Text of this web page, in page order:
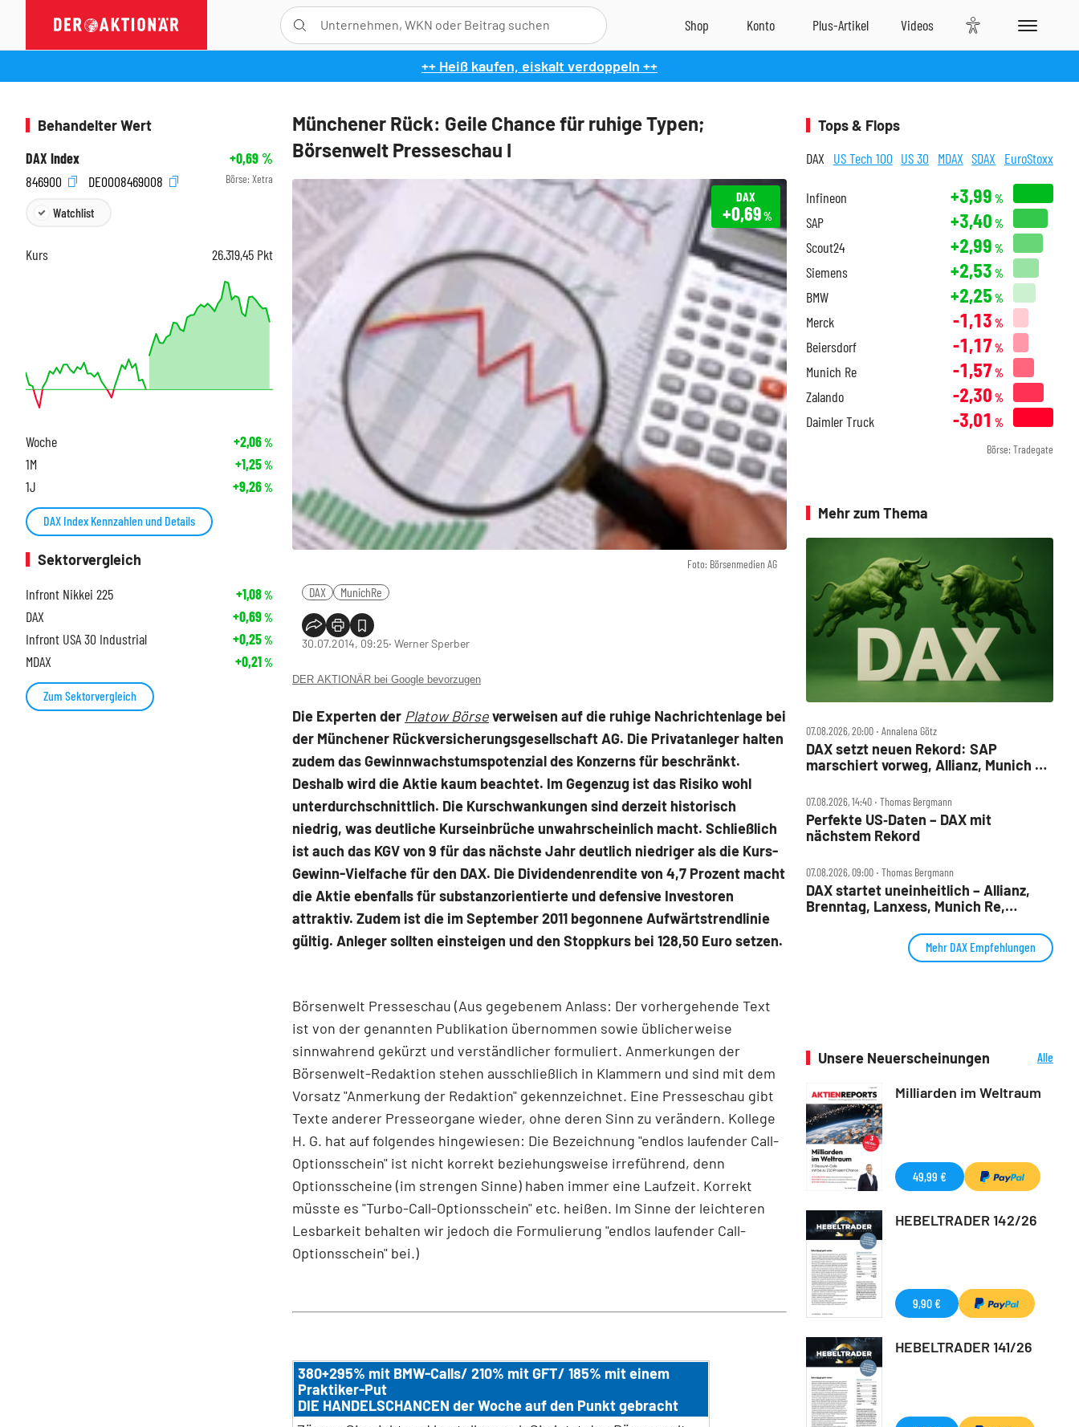
++ Heiß kaufen, eiskalt verdoppeln ++
Münchener Rück: Geile Chance für ruhige Typen;
Börsenwelt Presseschau I
Foto: Börsenmedien AG
DAX
+0,69%
DAX MunichRe
30.07.2014, 09:25‧ Werner Sperber
DER AKTIONÄR bei Google bevorzugen
Die Experten der Platow Börseverweisen auf die ruhige Nachrichtenlage bei
der Münchener Rückversicherungsgesellschaft AG. Die Privatanleger halten
zudem das Gewinnwachstumspotenzial des Konzerns für beschränkt.
Deshalb wird die Aktie kaum beachtet. Im Gegenzug ist das Risiko wohl
unterdurchschnittlich. Die Kurschwankungen sind derzeit historisch
niedrig, was deutliche Kurseinbrüche unwahrscheinlich macht. Schließlich
ist auch das KGV von 9 für das nächste Jahr deutlich niedriger als die Kurs-
Gewinn-Vielfache für den DAX. Die Dividendenrendite von 4,7 Prozent macht
die Aktie ebenfalls für substanzorientierte und defensive Investoren
attraktiv. Zudem ist die im September 2011 begonnene Aufwärtstrendlinie
gültig. Anleger sollten einsteigen und den Stoppkurs bei 128,50 Euro setzen.
Börsenwelt Presseschau (Aus gegebenem Anlass: Der vorhergehende Text
ist von der genannten Publikation übernommen sowie üblicherweise
sinnwahrend gekürzt und verständlicher formuliert. Anmerkungen der
Börsenwelt-Redaktion stehen ausschließlich in Klammern und sind mit dem
Vorsatz "Anmerkung der Redaktion" gekennzeichnet. Eine Presseschau gibt
Texte anderer Presseorgane wieder, ohne deren Sinn zu verändern. Kollege
H. G. hat auf folgendes hingewiesen: Die Bezeichnung "endlos laufender Call-
Optionsschein" ist nicht korrekt beziehungsweise irreführend, denn
Optionsscheine (im strengen Sinne) haben immer eine Laufzeit. Korrekt
müsste es "Turbo-Call-Optionsschein" etc. heißen. Im Sinne der leichteren
Lesbarkeit behalten wir jedoch die Formulierung "endlos laufender Call-
Optionsschein" bei.)
380+295% mit BMW-Calls/ 210% mit GFT/ 185% mit einem
Praktiker-Put
DIE HANDELSCHANCEN der Woche auf den Punkt gebracht
Behandelter Wert
DAX Index
+0,69%
846900
DE0008469008 Börse: Xetra
Watchlist
Kurs 26.319,45 Pkt
Woche +2,06%
1M +1,25%
1J +9,26%
DAX Index Kennzahlen und Details
Sektorvergleich
Infront Nikkei 225
+1,08%
DAX +0,69%
Infront USA 30 Industrial +0,25%
MDAX +0,21%
Zum Sektorvergleich
Tops & Flops
DAX US Tech 100 US 30 MDAX SDAX EuroStoxx
Infineon +3,99 %
SAP +3,40 %
Scout24 +2,99 %
Siemens +2,53 %
BMW +2,25 %
Merck -1,13 %
Beiersdorf -1,17 %
Munich Re -1,57 %
Zalando -2,30 %
Daimler Truck -3,01 %
Börse: Tradegate
Mehr zum Thema
07.08.2026, 20:00 ‧ Annalena Götz
DAX setzt neuen Rekord: SAP
marschiert vorweg, Allianz, Munich Re
07.08.2026, 14:40 ‧ Thomas Bergmann
Perfekte US‑Daten – DAX mit
nächstem Rekord
07.08.2026, 09:00 ‧ Thomas Bergmann
DAX startet uneinheitlich – Allianz,
Brenntag, Lanxess, Munich Re,
Mehr DAX Empfehlungen
Unsere Neuerscheinungen
Alle
Milliarden im Weltraum
49,99 €
HEBELTRADER 142/26
9,90 €
HEBELTRADER 141/26